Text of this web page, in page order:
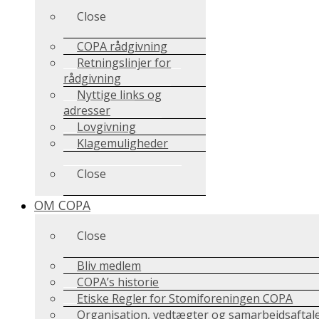
Close
COPA rådgivning
Retningslinjer for
rådgivning
Nyttige links og
adresser
Lovgivning
Klagemuligheder
Close
OM COPA
Close
Bliv medlem
COPA’s historie
Etiske Regler for Stomiforeningen COPA
Organisation, vedtægter og